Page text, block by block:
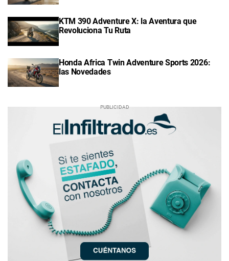
KTM 390 Adventure X: la Aventura que
Revoluciona Tu Ruta
Honda Africa Twin Adventure Sports 2026:
las Novedades